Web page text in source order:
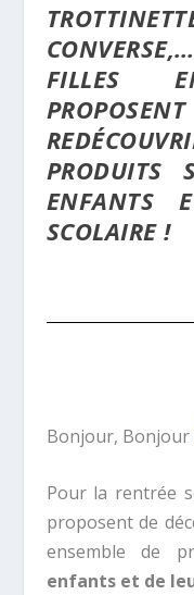
FILLES
PRODUITS
ENFANTS
SCOLAIRE !
Bonjour, Bonjour
Pour la rentrée
proposent de
ensemble de
enfants et de